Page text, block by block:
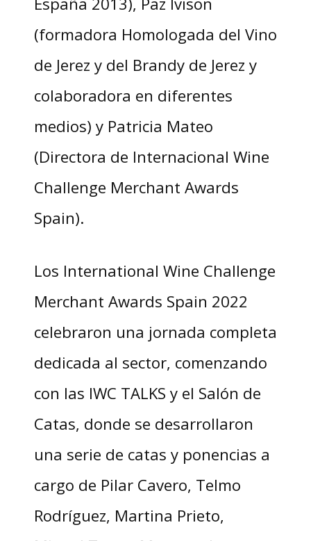
(formadora Homologada del Vino
de Jerez y del Brandy de Jerez y
colaboradora en diferentes
medios) y Patricia Mateo
(Directora de Internacional Wine
Challenge Merchant Awards
Spain).
Los International Wine Challenge
Merchant Awards Spain 2022
celebraron una jornada completa
dedicada al sector, comenzando
con las IWC TALKS y el Salón de
Catas, donde se desarrollaron
una serie de catas y ponencias a
cargo de Pilar Cavero, Telmo
Rodríguez, Martina Prieto,